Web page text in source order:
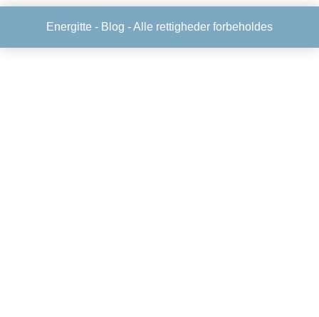
Energitte - Blog - Alle rettigheder forbeholdes